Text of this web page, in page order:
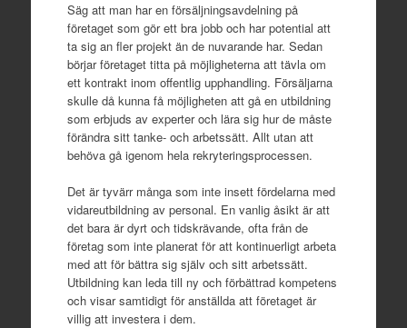
Säg att man har en försäljningsavdelning på
företaget som gör ett bra jobb och har potential att
ta sig an fler projekt än de nuvarande har. Sedan
börjar företaget titta på möjligheterna att tävla om
ett kontrakt inom offentlig upphandling. Försäljarna
skulle då kunna få möjligheten att gå en utbildning
som erbjuds av experter och lära sig hur de måste
förändra sitt tanke- och arbetssätt. Allt utan att
behöva gå igenom hela rekryteringsprocessen.
Det är tyvärr många som inte insett fördelarna med
vidareutbildning av personal. En vanlig åsikt är att
det bara är dyrt och tidskrävande, ofta från de
företag som inte planerat för att kontinuerligt arbeta
med att för bättra sig själv och sitt arbetssätt.
Utbildning kan leda till ny och förbättrad kompetens
och visar samtidigt för anställda att företaget är
villig att investera i dem.